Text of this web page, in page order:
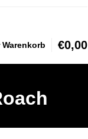
Warenkorb €0,00